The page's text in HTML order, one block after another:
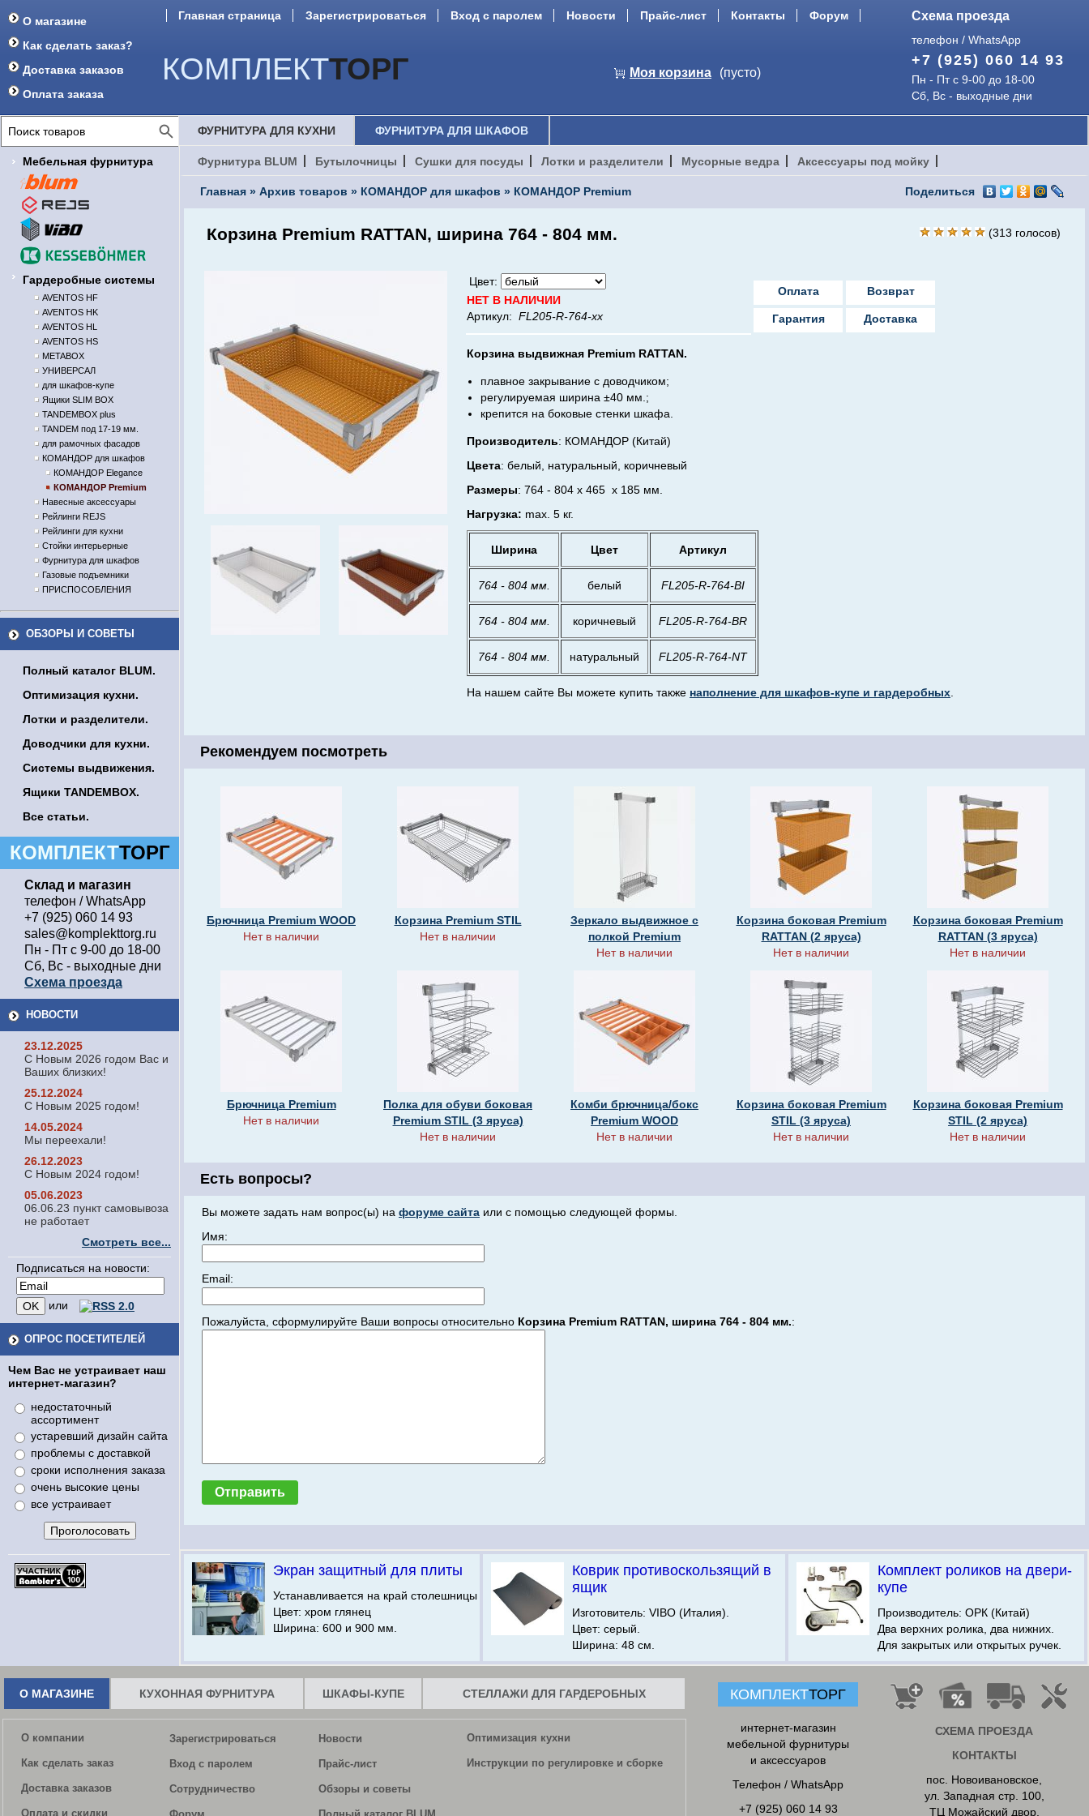
О магазине
Как сделать заказ?
Доставка заказов
Оплата заказа
Главная страница Зарегистрироваться Вход с паролем Новости Прайс-лист Контакты Форум Схема проезда
КОМПЛЕКТТОРГ Моя корзина (пусто)
телефон / WhatsApp
+7 (925) 060 14 93
Пн - Пт с 9-00 до 18-00
Сб, Вс - выходные дни
Мебельная фурнитура
Гардеробные системы
AVENTOS HF
AVENTOS HK
AVENTOS HL
AVENTOS HS
METABOX
УНИВЕРСАЛ
для шкафов-купе
Ящики SLIM BOX
TANDEMBOX plus
TANDEM под 17-19 мм.
для рамочных фасадов
КОМАНДОР для шкафов
КОМАНДОР Elegance
КОМАНДОР Premium
Навесные аксессуары
Рейлинги REJS
Рейлинги для кухни
Стойки интерьерные
Фурнитура для шкафов
Газовые подъемники
ПРИСПОСОБЛЕНИЯ
ОБЗОРЫ И СОВЕТЫ
Полный каталог BLUM.
Оптимизация кухни.
Лотки и разделители.
Доводчики для кухни.
Системы выдвижения.
Ящики TANDEMBOX.
Все статьи.
КОМПЛЕКТТОРГ
Склад и магазин
телефон / WhatsApp
+7 (925) 060 14 93
sales@komplekttorg.ru
Пн - Пт с 9-00 до 18-00
Сб, Вс - выходные дни
Схема проезда
НОВОСТИ
23.12.2025
С Новым 2026 годом Вас и
Ваших близких!
25.12.2024
С Новым 2025 годом!
14.05.2024
Мы переехали!
26.12.2023
С Новым 2024 годом!
05.06.2023
06.06.23 пункт самовывоза
не работает
Смотреть все...
Подписаться на новости:
или
ОПРОС ПОСЕТИТЕЛЕЙ
Чем Вас не устраивает наш
интернет-магазин?
недостаточный
ассортимент
устаревший дизайн сайта
проблемы с доставкой
сроки исполнения заказа
очень высокие цены
все устраивает
ФУРНИТУРА ДЛЯ КУХНИ ФУРНИТУРА ДЛЯ ШКАФОВ
Фурнитура BLUM Бутылочницы Сушки для посуды Лотки и разделители Мусорные ведра Аксессуары под мойку
Главная » Архив товаров » КОМАНДОР для шкафов » КОМАНДОР Premium Поделиться
Корзина Premium RATTAN, ширина 764 - 804 мм. (313 голосов)
Цвет:
НЕТ В НАЛИЧИИ
Артикул: FL205-R-764-хх
Оплата Возврат
Гарантия Доставка
Корзина выдвижная Premium RATTAN.
плавное закрывание с доводчиком;
регулируемая ширина ±40 мм.;
крепится на боковые стенки шкафа.
Производитель: КОМАНДОР (Китай)
Цвета: белый, натуральный, коричневый
Размеры: 764 - 804 х 465 х 185 мм.
Нагрузка: max. 5 кг.
Ширина Цвет Артикул
764 - 804 мм. белый FL205-R-764-BI
764 - 804 мм. коричневый FL205-R-764-BR
764 - 804 мм. натуральный FL205-R-764-NT
На нашем сайте Вы можете купить также наполнение для шкафов-купе и гардеробных
Рекомендуем посмотреть
Брючница Premium WOOD
Нет в наличии
Корзина Premium STIL
Нет в наличии
Зеркало выдвижное с
полкой Premium
Нет в наличии
Корзина боковая Premium
RATTAN (2 яруса)
Нет в наличии
Корзина боковая Premium
RATTAN (3 яруса)
Нет в наличии
Брючница Premium
Нет в наличии
Полка для обуви боковая
Premium STIL (3 яруса)
Нет в наличии
Комби брючница/бокс
Premium WOOD
Нет в наличии
Корзина боковая Premium
STIL (3 яруса)
Нет в наличии
Корзина боковая Premium
STIL (2 яруса)
Нет в наличии
Есть вопросы?
Вы можете задать нам вопрос(ы) на форуме сайта или с помощью следующей формы.
Имя:
Email:
Пожалуйста, сформулируйте Ваши вопросы относительно Корзина Premium RATTAN, ширина 764 - 804 мм.:
Экран защитный для плиты
Устанавливается на край столешницы
Цвет: хром глянец
Ширина: 600 и 900 мм.
Коврик противоскользящий в
ящик
Изготовитель: VIBO (Италия).
Цвет: серый.
Ширина: 48 см.
Комплект роликов на двери-
купе
Производитель: ОРК (Китай)
Два верхних ролика, два нижних.
Для закрытых или открытых ручек.
О МАГАЗИНЕ КУХОННАЯ ФУРНИТУРА ШКАФЫ-КУПЕ СТЕЛЛАЖИ ДЛЯ ГАРДЕРОБНЫХ
О компании
Как сделать заказ
Доставка заказов
Оплата и скидки
Зарегистрироваться
Вход с паролем
Сотрудничество
Новости
Прайс-лист
Обзоры и советы
Оптимизация кухни
Инструкции по регулировке и сборке
КОМПЛЕКТТОРГ
интернет-магазин
мебельной фурнитуры
и аксессуаров
Телефон / WhatsApp
+7 (925) 060 14 93
СХЕМА ПРОЕЗДА
КОНТАКТЫ
пос. Новоивановское
ул. Западная стр. 100,
ТЦ Можайский двор,